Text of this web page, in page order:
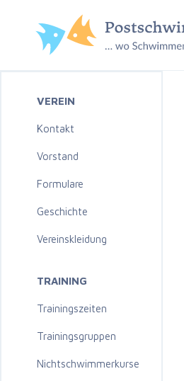
VEREIN
Kontakt
Vorstand
Formulare
Geschichte
Vereinskleidung
TRAINING
Trainingszeiten
Trainingsgruppen
Nichtschwimmerkurse